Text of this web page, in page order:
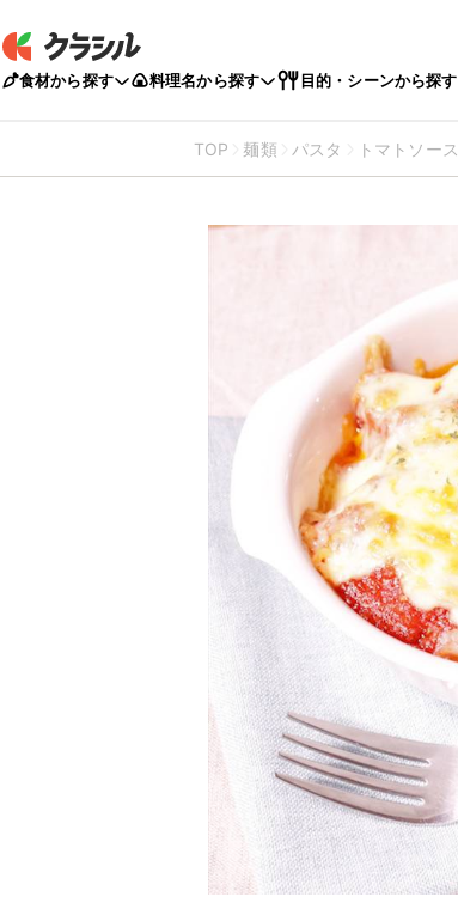
食材から探す 料理名から探す 目的・シーンから探す
TOP 麺類 パスタ トマトソース